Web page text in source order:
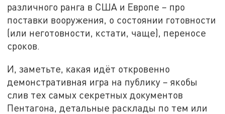
различного ранга в США и Европе – про
поставки вооружения, о состоянии готовности
(или неготовности, кстати, чаще), переносе
сроков.
И, заметьте, какая идёт откровенно
демонстративная игра на публику – якобы
слив тех самых секретных документов
Пентагона, детальные расклады по тем или